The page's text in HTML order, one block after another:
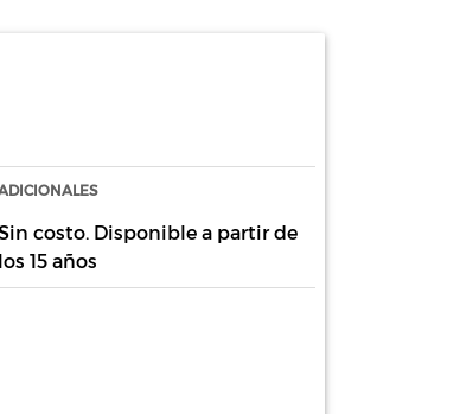
costo. Disponible a partir de
los 15 años